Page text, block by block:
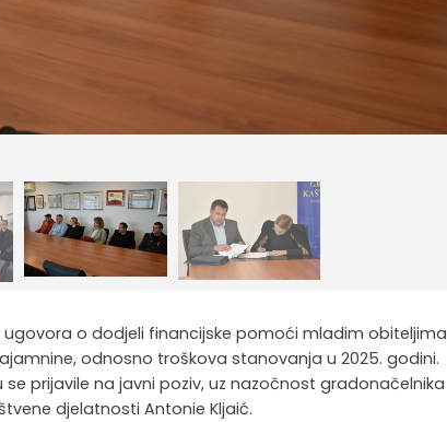
o dodjeli financijske pomoći mladim obiteljima
odnosno troškova stanovanja u 2025. godini.
prijavile na javni poziv, uz nazočnost gradonačelnika
djelatnosti Antonie Kljaić.